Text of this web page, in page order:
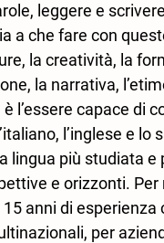
leggere e
a che fare con
la creatività, la
la narrativa,
l’essere capace di
l’inglese e lo
lingua più studiata
e orizzonti.
15 anni di
per